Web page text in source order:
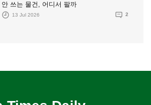
안 쓰는 물건, 어디서 팔까
13 Jul 2026 2